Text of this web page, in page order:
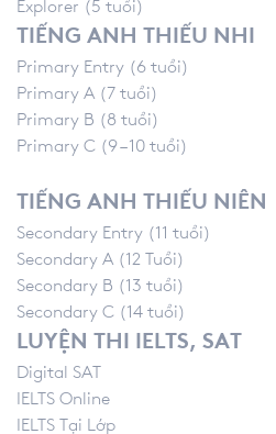
Explorer (5 tuổi)
TIẾNG ANH THIẾU NHI
Primary Entry (6 tuổi)
Primary A (7 tuổi)
Primary B (8 tuổi)
Primary C (9 – 10 tuổi)
TIẾNG ANH THIẾU NIÊN
Secondary Entry (11 tuổi)
Secondary A (12 Tuổi)
Secondary B (13 tuổi)
Secondary C (14 tuổi)
LUYỆN THI IELTS, SAT
Digital SAT
IELTS Online
IELTS Tại Lớp